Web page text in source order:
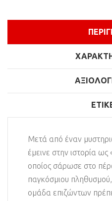
Μετά από έναν
έμεινε στην ιστορία ως
οποίος σάρωσε στο
παγκόσμιου
ομάδα επιζώντων